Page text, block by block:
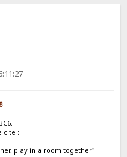
cite :
play in a room together"